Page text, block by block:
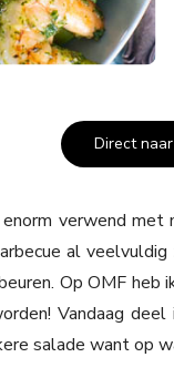
Direct
verwend
al
Op OMF
Vandaag
salade want op